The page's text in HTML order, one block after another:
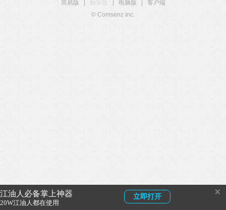
江油人必备掌上神器
20W江油人都在使用
立即打开 ×
简易版
触屏版 电脑版
客户端
© Comsenz Inc.